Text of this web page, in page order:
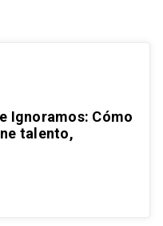
Ignoramos: Cómo
talento,